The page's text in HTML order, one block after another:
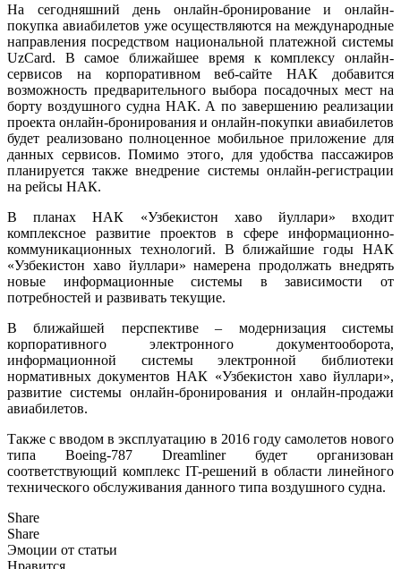
На сегодняшний день онлайн-бронирование и онлайн-
покупка авиабилетов уже осуществляются на международные
направления посредством национальной платежной системы
UzCard. В самое ближайшее время к комплексу онлайн-
сервисов на корпоративном веб-сайте НАК добавится
возможность предварительного выбора посадочных мест на
борту воздушного судна НАК. А по завершению реализации
проекта онлайн-бронирования и онлайн-покупки авиабилетов
будет реализовано полноценное мобильное приложение для
данных сервисов. Помимо этого, для удобства пассажиров
планируется также внедрение системы онлайн-регистрации
на рейсы НАК.
В планах НАК «Узбекистон хаво йуллари» входит
комплексное развитие проектов в сфере информационно-
коммуникационных технологий. В ближайшие годы НАК
«Узбекистон хаво йуллари» намерена продолжать внедрять
новые информационные системы в зависимости от
потребностей и развивать текущие.
В ближайшей перспективе – модернизация системы
корпоративного электронного документооборота,
информационной системы электронной библиотеки
нормативных документов НАК «Узбекистон хаво йуллари»,
развитие системы онлайн-бронирования и онлайн-продажи
авиабилетов.
Также с вводом в эксплуатацию в 2016 году самолетов нового
типа Boeing-787 Dreamliner будет организован
соответствующий комплекс IT-решений в области линейного
технического обслуживания данного типа воздушного судна.
Share
Share
Эмоции от статьи
Нравится